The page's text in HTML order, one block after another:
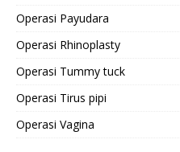
Operasi Payudara
Operasi Rhinoplasty
Operasi Tummy tuck
Operasi Tirus pipi
Operasi Vagina